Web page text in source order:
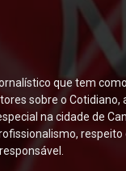
que tem como
sobre o Cotidiano,
na cidade de
respeito